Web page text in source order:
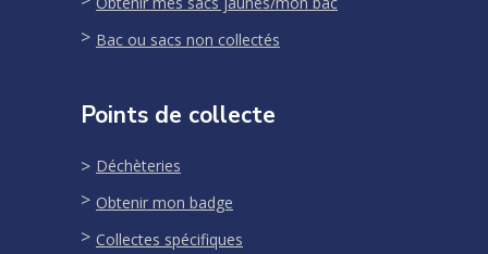
Bac ou sacs non collectés
Points de collecte
Déchèteries
Obtenir mon badge
Collectes spécifiques